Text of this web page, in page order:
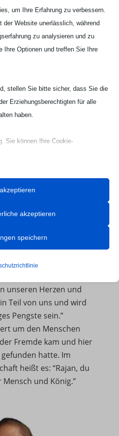
und Familienkreis
Wochen im Hospiz,
Kontakt zu vielen.
Monaten als Adoptivkind
gekommen und
auch wegen
Bruderschaft und
Talent und seine
Plan, mit den
umgesetzt. Denn
man an ihn denkt, aber
feiert. Thomas
unseren Herzen und
Teil von uns und wird
Pengste sein.”
um den Menschen
Fremde kam und hier
hatte. Im
heißt es: “Rajan, du
und König.”
um Ihre Erfahrung zu verbessern.
der Website unerlässlich, während
zu analysieren und zu
Ihre Optionen und treffen Sie Ihre
stellen Sie bitte sicher, dass Sie die
Erziehungsberechtigten für alle
haben.
Sie können Ihre Cookie-
ändern, indem Sie auf die
klicken.
bestimmter Arten von Cookies
ermöglichen grundlegende
Funktionieren der
und Dienste erfordern keine
der DSGVO.
anzeigen
die uns
mit unserer Website
akzeptieren
speichern